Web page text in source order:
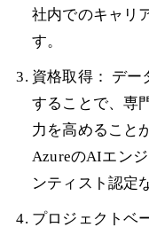
社内でのキャリ
す。
資格取得： デー
することで、専
力を高めること
AzureのAIエン
ンティスト認定
プロジェクトベ